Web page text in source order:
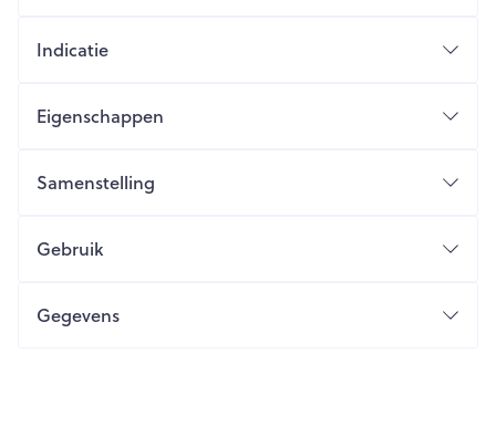
Indicatie
Eigenschappen
Samenstelling
Gebruik
Gegevens